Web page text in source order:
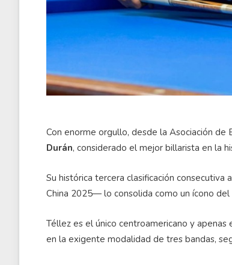
Con enorme orgullo, desde la Asociación de
Durán, considerado el mejor billarista en la
Su histórica tercera clasificación
China 2025— lo consolida como un ícono
Téllez es el único centroamericano y
en la exigente modalidad de tres bandas,